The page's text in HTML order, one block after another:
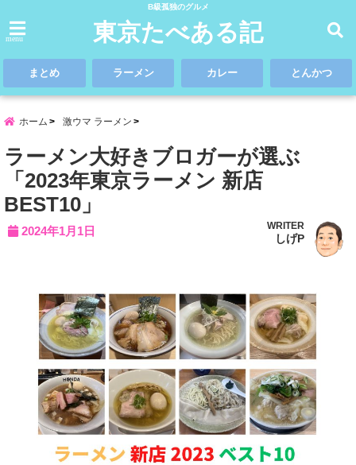
B級孤独のグルメ
menu 東京たべある記
まとめ ラーメン カレー とんかつ
ホーム 激ウマ ラーメン
ラーメン大好きブロガーが選ぶ
「2023年東京ラーメン 新店
BEST10」
2024年1月1日 WRITER
しげP